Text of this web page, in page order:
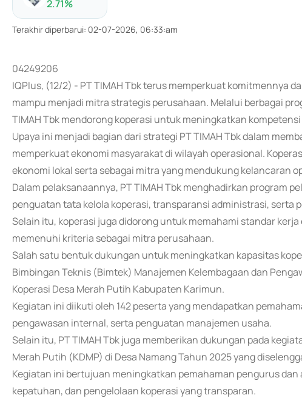
2.71%
Terakhir diperbarui: 02-07-2026, 06:33:am
04249206
IQPlus, (12/2) - PT TIMAH Tbk terus memperkuat komitmennya
mampu menjadi mitra strategis perusahaan. Melalui berbagai
TIMAH Tbk mendorong koperasi untuk meningkatkan
Upaya ini menjadi bagian dari strategi PT TIMAH Tbk dalam
memperkuat ekonomi masyarakat di wilayah operasional.
ekonomi lokal serta sebagai mitra yang mendukung kelancaran
Dalam pelaksanaannya, PT TIMAH Tbk menghadirkan program
penguatan tata kelola koperasi, transparansi administrasi, serta
Selain itu, koperasi juga didorong untuk memahami standar
memenuhi kriteria sebagai mitra perusahaan.
Salah satu bentuk dukungan untuk meningkatkan kapasitas
Bimbingan Teknis (Bimtek) Manajemen Kelembagaan dan
Koperasi Desa Merah Putih Kabupaten Karimun.
Kegiatan ini diikuti oleh 142 peserta yang mendapatkan
pengawasan internal, serta penguatan manajemen usaha.
Selain itu, PT TIMAH Tbk juga memberikan dukungan pada
Merah Putih (KDMP) di Desa Namang Tahun 2025 yang
Kegiatan ini bertujuan meningkatkan pemahaman pengurus
kepatuhan, dan pengelolaan koperasi yang transparan.